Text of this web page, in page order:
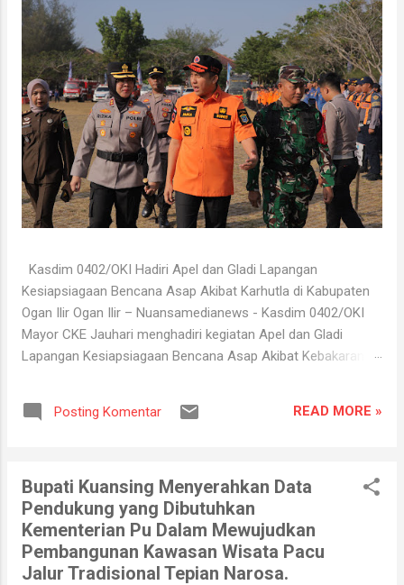
Kasdim 0402/OKI Hadiri Apel dan Gladi Lapangan
Kesiapsiagaan Bencana Asap Akibat Karhutla di Kabupaten
Ogan Ilir Ogan Ilir – Nuansamedianews - Kasdim 0402/OKI
Mayor CKE Jauhari menghadiri kegiatan Apel dan Gladi
Lapangan Kesiapsiagaan Bencana Asap Akibat Kebakaran
yang digelar di Lapangan Upacara Komplek Perkantoran
Terpadu (KPT) Tanjung Senai, Kabupaten Ogan Ilir, Selasa
bencana asap akibat kebakaran hutan dan lahan yang kerap
terjadi pada musim kemarau. Apel dan gladi lapangan diikuti
oleh unsur TNI, Polri, BPBD, Manggala Agni, Dinas Pemadam
Kebakaran, instansi pemerintah daerah, relawan, serta
berbagai elemen masyarakat. Melalui kegiatan ini, seluruh
Posting Komentar READ MORE »
Bupati Kuansing Menyerahkan Data
Pendukung yang Dibutuhkan
Kementerian Pu Dalam Mewujudkan
Pembangunan Kawasan Wisata Pacu
Jalur Tradisional Tepian Narosa.